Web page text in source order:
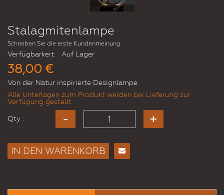
Stalagmitenlampe
Schreiben Sie die erste Kundenmeinung
Verfügbarkeit: Auf Lager
38,00 €
Von der Natur inspirierte Designlampe
Alle Unterlagen zum Produkt werden bei Lieferung zur
Verfügung gestellt
Qty :
IN DEN WARENKORB